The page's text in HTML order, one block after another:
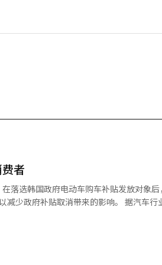
者
消带来的影响。 据汽车行业消息，比
承担此前由韩国政府提供的电动汽车购车
贴，中型纯电轿车“海豹”（Seal）后驱